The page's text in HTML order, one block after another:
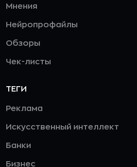
Мнения
Нейропрофайлы
Обзоры
Чек-листы
ТЕГИ
Реклама
Искусственный интеллект
Банки
Бизнес